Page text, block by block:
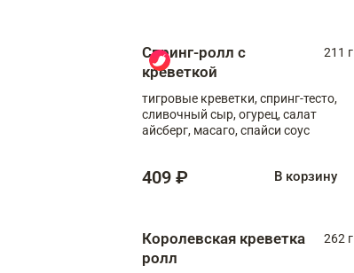
Спринг-ролл с
креветкой
211 г
тигровые креветки, спринг-тесто,
сливочный сыр, огурец, салат
айсберг, масаго, спайси соус
409 ₽ В корзину
Королевская креветка
ролл
262 г